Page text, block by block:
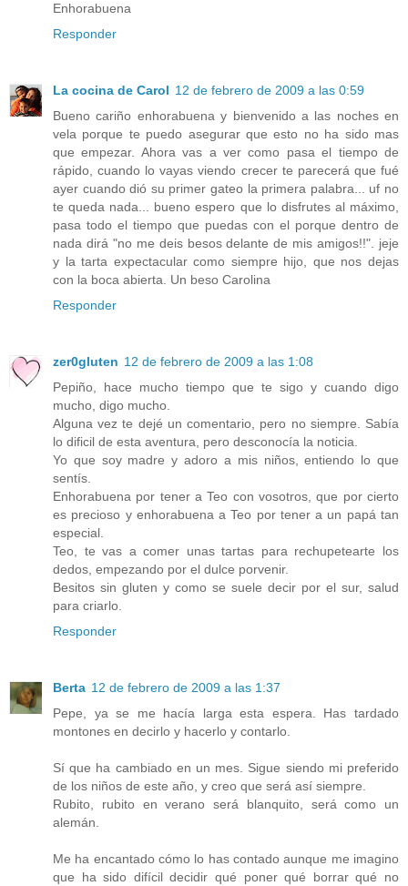
Enhorabuena
Responder
La cocina de Carol 12 de febrero de 2009 a las 0:59
Bueno cariño enhorabuena y bienvenido a las noches en
vela porque te puedo asegurar que esto no ha sido mas
que empezar. Ahora vas a ver como pasa el tiempo de
rápido, cuando lo vayas viendo crecer te parecerá que fué
ayer cuando dió su primer gateo la primera palabra... uf no
te queda nada... bueno espero que lo disfrutes al máximo,
pasa todo el tiempo que puedas con el porque dentro de
nada dirá "no me deis besos delante de mis amigos!!". jeje
y la tarta expectacular como siempre hijo, que nos dejas
con la boca abierta. Un beso Carolina
Responder
zer0gluten 12 de febrero de 2009 a las 1:08
Pepiño, hace mucho tiempo que te sigo y cuando digo
mucho, digo mucho.
Alguna vez te dejé un comentario, pero no siempre. Sabía
lo dificil de esta aventura, pero desconocía la noticia.
Yo que soy madre y adoro a mis niños, entiendo lo que
sentís.
Enhorabuena por tener a Teo con vosotros, que por cierto
es precioso y enhorabuena a Teo por tener a un papá tan
especial.
Teo, te vas a comer unas tartas para rechupetearte los
dedos, empezando por el dulce porvenir.
Besitos sin gluten y como se suele decir por el sur, salud
para criarlo.
Responder
Berta 12 de febrero de 2009 a las 1:37
Pepe, ya se me hacía larga esta espera. Has tardado
montones en decirlo y hacerlo y contarlo.
Sí que ha cambiado en un mes. Sigue siendo mi preferido
de los niños de este año, y creo que será así siempre.
Rubito, rubito en verano será blanquito, será como un
alemán.
Me ha encantado cómo lo has contado aunque me imagino
que ha sido difícil decidir qué poner qué borrar qué no